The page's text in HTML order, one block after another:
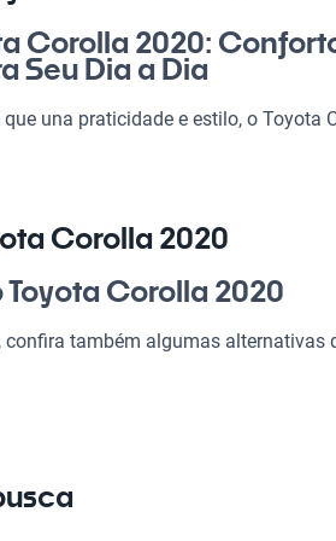
Corolla 2020:
Seu Dia a Dia
una praticidade e estilo, o Toyota
que se destaca nas ruas, ele
é um dos preferidos dos brasileiros,
no mercado. Esse carro é um
Toyota Corolla 2020?
Corolla 2020
Corolla 2020
confira também algumas alternativas